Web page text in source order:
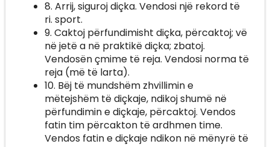
8. Arrij, siguroj diçka. Vendosi një rekord të
ri. sport.
9. Caktoj përfundimisht diçka, përcaktoj; vë
në jetë a në praktikë diçka; zbatoj.
Vendosën çmime të reja. Vendosi norma të
reja (më të larta).
10. Bëj të mundshëm zhvillimin e
mëtejshëm të diçkaje, ndikoj shumë në
përfundimin e diçkaje, përcaktoj. Vendos
fatin tim përcakton të ardhmen time.
Vendos fatin e diçkaje ndikon në mënyrë të